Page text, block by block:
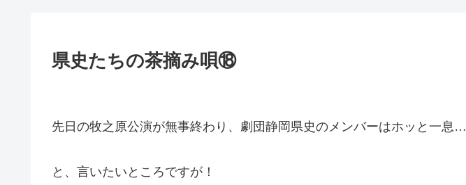
県史たちの茶摘み唄⑱
先日の牧之原公演が無事終わり、劇団静岡県史のメンバーはホッと一息…
と、言いたいところですが！